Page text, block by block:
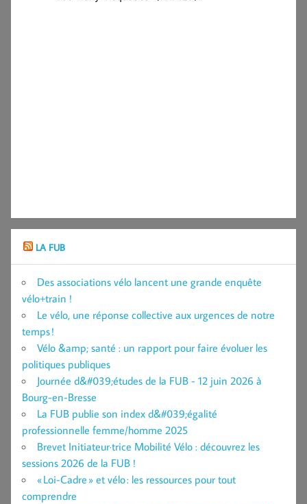
LA FUB
Des associations vélo lancent une grande enquête
vélo+train !
Le vélo, une réponse collective aux urgences de notre
temps !
Vélo &amp; santé : un rapport pour faire évoluer les
politiques publiques
Journée d&#039;études de la FUB - 12 juin 2026 à
Bourg-en-Bresse
La FUB publie son index d&#039;égalité
professionnelle femme/homme 2025
Brevet Initiateur·trice Mobilité Vélo : découvrez les
sessions 2026 de la FUB !
« Loi-Cadre » et vélo : les ressources pour tout
comprendre